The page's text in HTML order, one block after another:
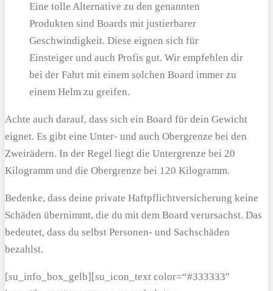
Eine tolle Alternative zu den genannten
Produkten sind Boards mit justierbarer
Geschwindigkeit. Diese eignen sich für
Einsteiger und auch Profis gut. Wir empfehlen dir
bei der Fahrt mit einem solchen Board immer zu
einem Helm zu greifen.
Achte auch darauf, dass sich ein Board für dein Gewicht
eignet. Es gibt eine Unter- und auch Obergrenze bei den
Zweirädern. In der Regel liegt die Untergrenze bei 20
Kilogramm und die Obergrenze bei 120 Kilogramm.
Bedenke, dass deine private Haftpflichtversicherung keine
Schäden übernimmt, die du mit dem Board verursachst. Das
bedeutet, dass du selbst Personen- und Sachschäden
bezahlst.
[su_info_box_gelb][su_icon_text color=“#333333″